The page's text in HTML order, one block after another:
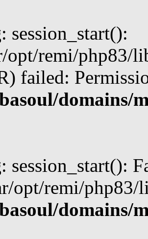
: session_start():
opt/remi/php83/
failed:
domains/
: session_start():
opt/remi/php83/
domains/